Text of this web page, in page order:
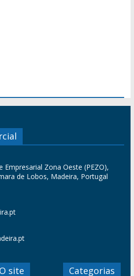
Empresarial Zona Oeste (PEZO),
de Lobos, Madeira, Portugal
O site Categorias